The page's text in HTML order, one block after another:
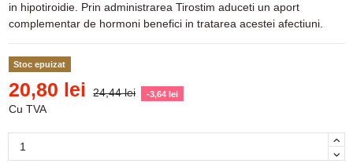
in hipotiroidie. Prin administrarea Tirostim aduceti un aport
complementar de hormoni benefici in tratarea acestei afectiuni.
Stoc epuizat
20,80 lei 24,44 lei -3,64 lei
Cu TVA